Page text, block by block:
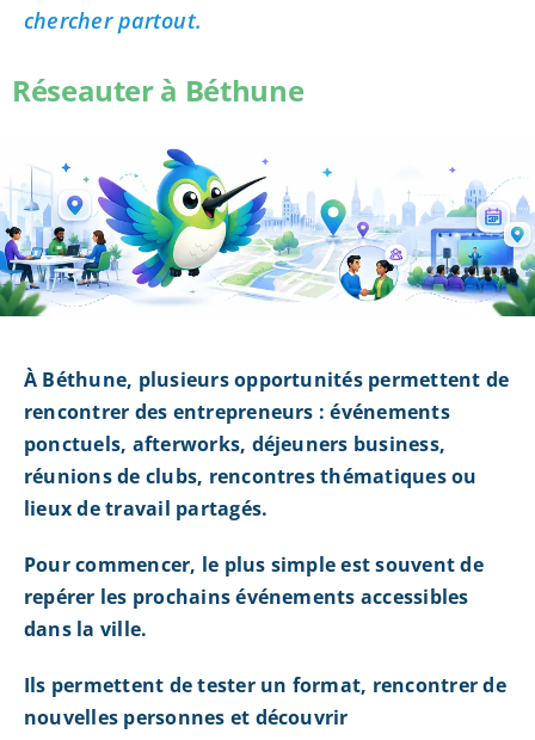
chercher partout.
Réseauter à Béthune
À Béthune, plusieurs opportunités permettent de
rencontrer des entrepreneurs : événements
ponctuels, afterworks, déjeuners business,
réunions de clubs, rencontres thématiques ou
lieux de travail partagés.
Pour commencer, le plus simple est souvent de
repérer les prochains événements accessibles
dans la ville.
Ils permettent de tester un format, rencontrer de
nouvelles personnes et découvrir